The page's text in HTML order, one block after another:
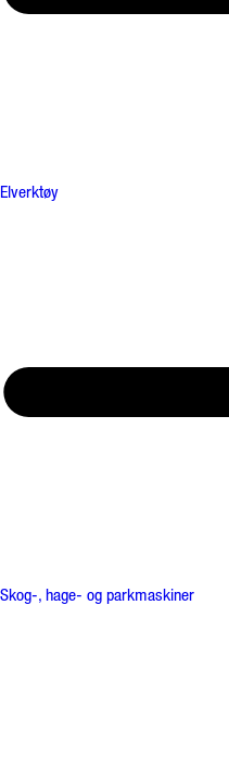
Elverktøy
Skog-, hage- og parkmaskiner